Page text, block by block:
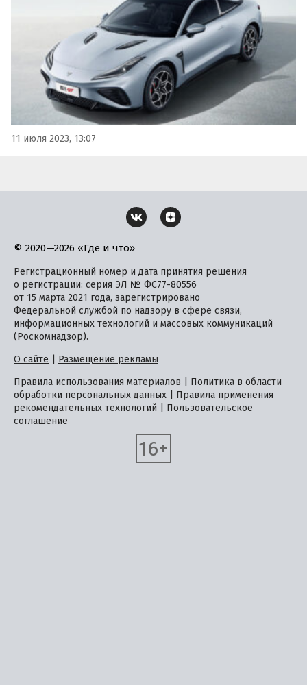
дешевая из них стоит 2,22 млн рублей, пишут…
11 июля 2023, 13:07
© 2020—2026 «Где и что»
Регистрационный номер и дата принятия решения
о регистрации: серия ЭЛ № ФС77-80556
от 15 марта 2021 года, зарегистрировано
Федеральной службой по надзору в сфере связи,
информационных технологий и массовых коммуникаций
(Роскомнадзор).
О сайте
Размещение рекламы
Правила использования материалов
Политика в области
обработки персональных данных
Правила применения
рекомендательных технологий
Пользовательское
соглашение
16+